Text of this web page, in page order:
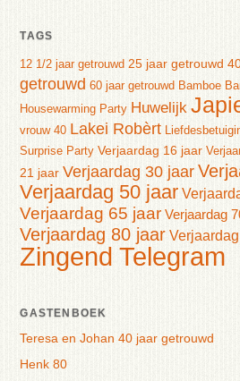
TAGS
12 1/2 jaar getrouwd 25 jaar getrouwd
getrouwd 60 jaar getrouwd Bamboe
Housewarming Party Huwelijk
vrouw 40 Lakei Robèrt
Surprise Party Verjaardag 16 jaar
21 jaar Verjaardag 30 jaar
Verjaardag 50 jaar
Verjaardag 65 jaar Verjaardag
Verjaardag 80 jaar
Zingend Telegram
GASTENBOEK
Teresa en Johan 40 jaar getrouwd
Henk 80